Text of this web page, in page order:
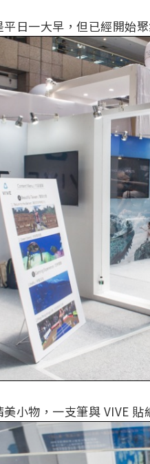
日一大早，但已經開始
小物，一支筆與 VIVE 貼